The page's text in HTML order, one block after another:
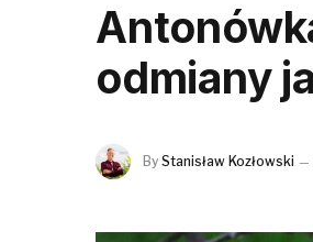
odmiany
By Stanisław Kozłowski